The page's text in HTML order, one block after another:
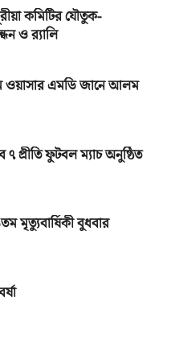
কমিটির যৌতুক-
ও র‌্যালি
ওয়াসার এমডি জানে আলম
৭ প্রীতি ফুটবল ম্যাচ অনুষ্ঠিত
মৃত্যুবার্ষিকী বুধবার